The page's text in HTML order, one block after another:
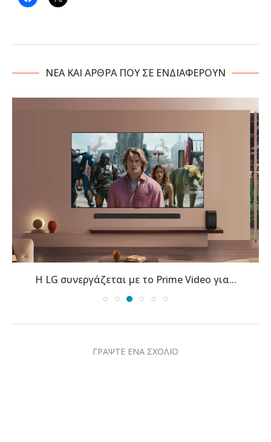
NΕΑ ΚΑΙ ΑΡΘΡΑ ΠΟΥ ΣΕ ΕΝΔΙΑΦΕΡΟΥΝ
Η LG συνεργάζεται με το Prime Video για...
ΓΡΑΨΤΕ ΕΝΑ ΣΧΟΛΙΟ